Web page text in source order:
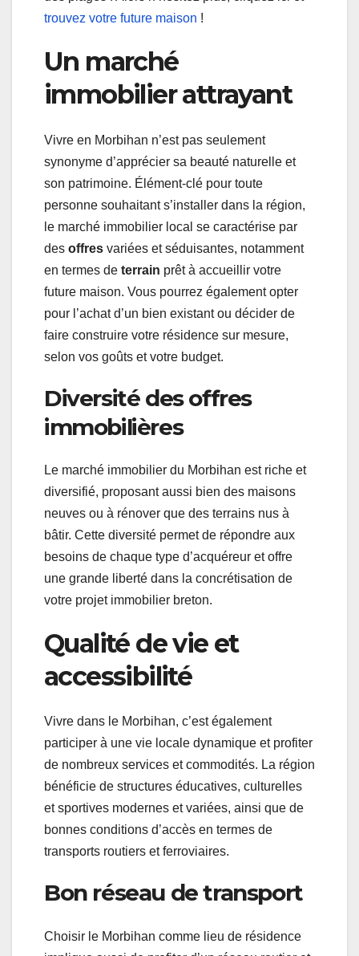
trouvez votre future maison !
Un marché
immobilier attrayant
Vivre en Morbihan n’est pas seulement
synonyme d’apprécier sa beauté naturelle et
son patrimoine. Élément-clé pour toute
personne souhaitant s’installer dans la région,
le marché immobilier local se caractérise par
des offres variées et séduisantes, notamment
en termes de terrain prêt à accueillir votre
future maison. Vous pourrez également opter
pour l’achat d’un bien existant ou décider de
faire construire votre résidence sur mesure,
selon vos goûts et votre budget.
Diversité des offres
immobilières
Le marché immobilier du Morbihan est riche et
diversifié, proposant aussi bien des maisons
neuves ou à rénover que des terrains nus à
bâtir. Cette diversité permet de répondre aux
besoins de chaque type d’acquéreur et offre
une grande liberté dans la concrétisation de
votre projet immobilier breton.
Qualité de vie et
accessibilité
Vivre dans le Morbihan, c’est également
participer à une vie locale dynamique et profiter
de nombreux services et commodités. La région
bénéficie de structures éducatives, culturelles
et sportives modernes et variées, ainsi que de
bonnes conditions d’accès en termes de
transports routiers et ferroviaires.
Bon réseau de transport
Choisir le Morbihan comme lieu de résidence